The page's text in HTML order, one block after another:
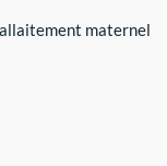
maternel